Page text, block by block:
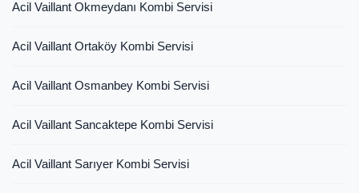
Acil Vaillant Okmeydanı Kombi Servisi
Acil Vaillant Ortaköy Kombi Servisi
Acil Vaillant Osmanbey Kombi Servisi
Acil Vaillant Sancaktepe Kombi Servisi
Acil Vaillant Sarıyer Kombi Servisi